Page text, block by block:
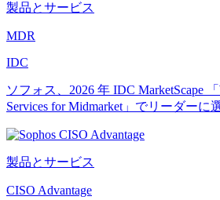
製品とサービス
MDR
IDC
ソフォス、2026 年 IDC MarketScape
Services for Midmarket」でリーダーに
製品とサービス
CISO Advantage